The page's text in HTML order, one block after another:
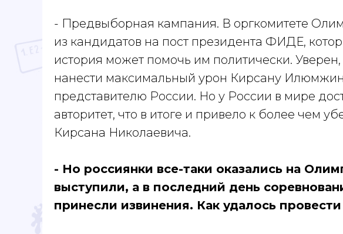
- Предвыборная кампания. В оргкомитете
из кандидатов на пост президента ФИДЕ,
история может помочь им политически. Уверен,
нанести максимальный урон Кирсану
представителю России. Но у России в мире
авторитет, что в итоге и привело к более чем
Кирсана Николаевича.
- Но россиянки все-таки оказались на
выступили, а в последний день
принесли извинения. Как удалось